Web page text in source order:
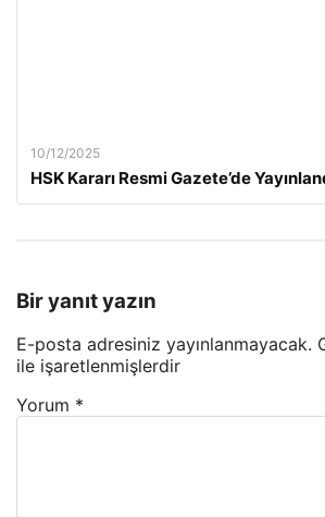
10/12/2025
HSK Kararı Resmi Gazete’de
Bir yanıt yazın
E-posta adresiniz yayınlanmayacak.
ile işaretlenmişlerdir
Yorum *